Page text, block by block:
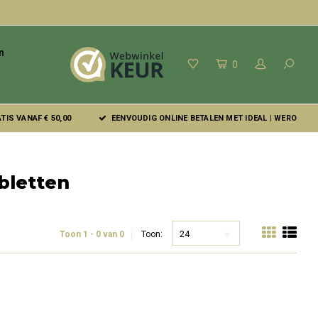
0
VANAF € 50,00 EENVOUDIG ONLINE BETALEN MET IDEAL | WERO
Toon 1 - 0 van 0 Toon: 24